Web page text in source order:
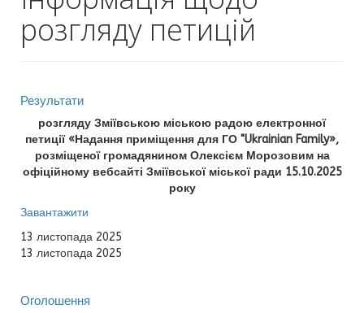
розгляду петицій
Результати
розгляду Зміївською міською радою електронної
петиції «Надання приміщення для ГО "Ukrainian Family»,
розміщеної громадянином Олексієм Морозовим на
офіційному вебсайті Зміївської міської ради 15.10.2025
року
Завантажити
13 листопада 2025
13 листопада 2025
Оголошення